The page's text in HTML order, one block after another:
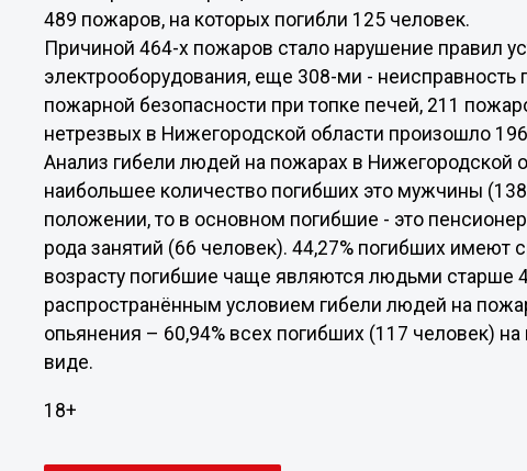
489 пожаров, на которых погибли 125 человек.
Причиной 464-х пожаров стало нарушение правил
электрооборудования, еще 308-ми -
пожарной безопасности при топке печей, 211
нетрезвых в Нижегородской области произошло
Анализ гибели людей на пожарах в Нижегородской
наибольшее количество погибших это мужчины
положении, то в основном погибшие - это
рода занятий (66 человек). 44,27% погибших имеют
возрасту погибшие чаще являются людьми старше
распространённым условием гибели людей на
опьянения – 60,94% всех погибших (117 человек)
виде.
18+